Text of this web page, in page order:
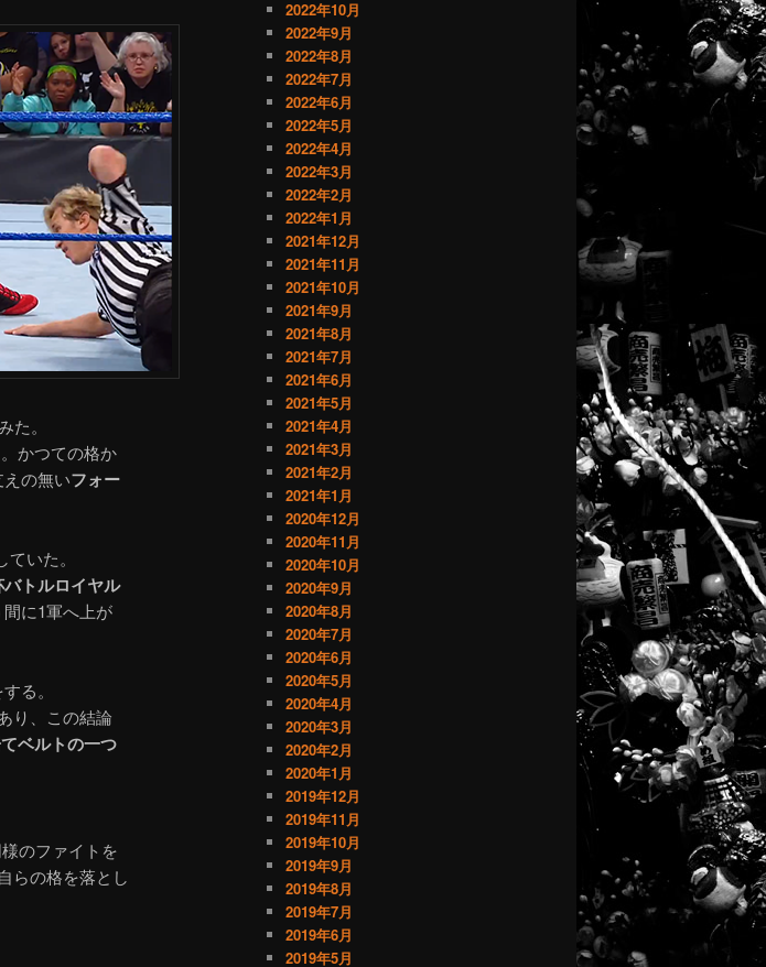
。
。かつての格か
の無いフォー
いた。
トルロイヤル
に1軍へ上が
る。
り、この結論
ベルトの一つ
のファイトを
らの格を落とし
2022年10月
2022年9月
2022年8月
2022年7月
2022年6月
2022年5月
2022年4月
2022年3月
2022年2月
2022年1月
2021年12月
2021年11月
2021年10月
2021年9月
2021年8月
2021年7月
2021年6月
2021年5月
2021年4月
2021年3月
2021年2月
2021年1月
2020年12月
2020年11月
2020年10月
2020年9月
2020年8月
2020年7月
2020年6月
2020年5月
2020年4月
2020年3月
2020年2月
2020年1月
2019年12月
2019年11月
2019年10月
2019年9月
2019年8月
2019年7月
2019年6月
2019年5月